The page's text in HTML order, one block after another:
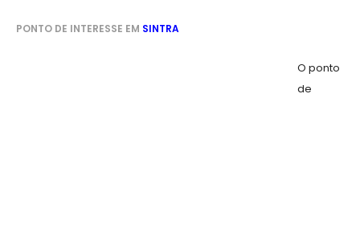
PONTO DE INTERESSE EM SINTRA
O ponto
de